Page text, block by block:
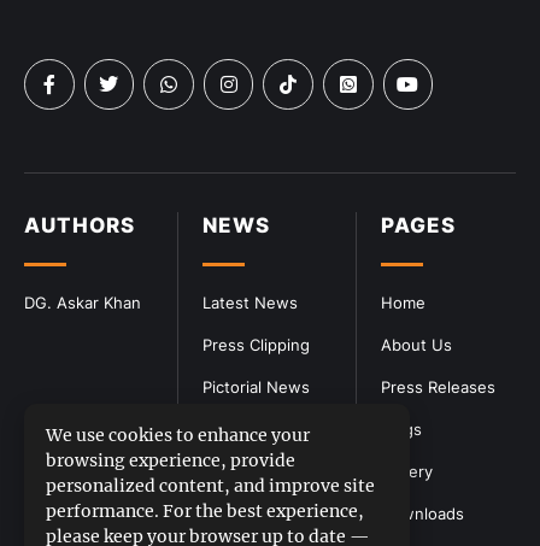
PAGES
Home
About Us
Press Releases
Blogs
Gallery
Downloads
NEWS
Latest News
Press Clipping
Pictorial News
AUTHORS
DG. Askar Khan
We use cookies to enhance your
browsing experience, provide
personalized content, and improve site
performance. For the best experience,
please keep your browser up to date —